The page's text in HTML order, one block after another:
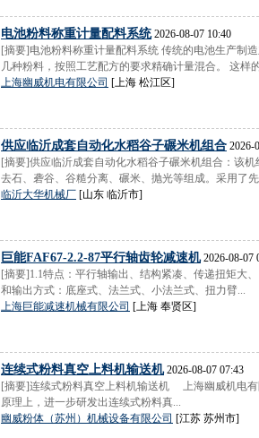
电池粉料称重计量配料系统2026-08-07 10:40
[摘要]电池粉料称重计量配料系统 传统的电池生产制
几种粉料，按照工艺配方的要求精确计量混合。 这样
上海幽威机电有限公司 [上海 松江区]
供应临沂成套自动化水稻谷子碾米机组合 2026-
[摘要]供应临沂成套自动化水稻谷子碾米机组合：该
去石、砻谷、谷糙分离、碾米、抛光等组成。采用了
临沂大华机械厂 [山东 临沂市]
巨能FAF67-2.2-87平行轴齿轮减速机2026-08-07
[摘要]1.1特点：平行轴输出、结构紧凑、传递扭矩大
和输出方式：底座式、法兰式、小法兰式、扭力臂...
上海巨能减速机械有限公司 [上海 奉贤区]
连续式粉料真空上料机输送机2026-08-07 07:43
[摘要]连续式粉料真空上料机输送机 上海幽威机电
原理上，进一步研发出连续式粉料真...
幽威粉体（苏州）机械设备有限公司 [江苏 苏州市]